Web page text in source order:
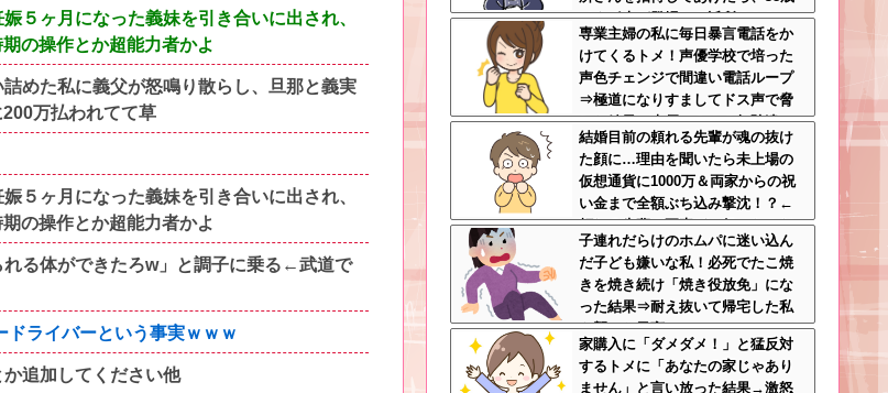
５ヶ月になった義妹を引き合いに出され、
の操作とか超能力者かよ
めた私に義父が怒鳴り散らし、旦那と義実
万払われてて草
５ヶ月になった義妹を引き合いに出され、
の操作とか超能力者かよ
る体ができたろw」と調子に乗る←武道で
ライバーという事実ｗｗｗ
か追加してください他
メタボ夫が登場して近所のおじい
さんが大爆発する事態に
専業主婦の私に毎日暴言電話をか
けてくるトメ！声優学校で培った
声色チェンジで間違い電話ループ
⇒極道になりすましてドス声で脅
した結果←声優スキルの無駄遣い
が最高すぎるｗｗｗ
結婚目前の頼れる先輩が魂の抜け
た顔に…理由を聞いたら未上場の
仮想通貨に1000万＆両家からの祝
い金まで全額ぶち込み撃沈！？←
頼れる先輩の要素どこ行ったんだ
よ
子連れだらけのホムパに迷い込ん
だ子ども嫌いな私！必死でたこ焼
きを焼き続け「焼き役放免」にな
った結果⇒耐え抜いて帰宅した私
を襲った異変ｗｗｗ←ストレスで3
7.5度の熱が出るのは凄まじい
家購入に「ダメダメ！」と猛反対
するトメに「あなたの家じゃあり
ません」と言い放った結果→激怒